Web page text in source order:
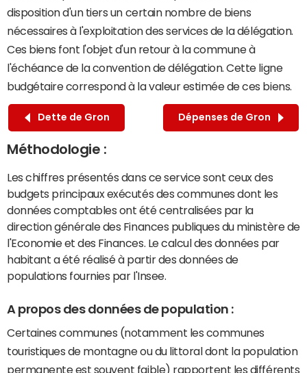
disposition d'un tiers un certain nombre de biens
nécessaires à l'exploitation des services de la délégation.
Ces biens font l'objet d'un retour à la commune à
l'échéance de la convention de délégation. Cette ligne
budgétaire correspond à la valeur estimée de ces biens.
Dette de Gron Dépenses de Gron
Méthodologie :
Les chiffres présentés dans ce service sont ceux des
budgets principaux exécutés des communes dont les
données comptables ont été centralisées par la
direction générale des Finances publiques du ministère de
l'Economie et des Finances. Le calcul des données par
habitant a été réalisé à partir des données de
populations fournies par l'Insee.
A propos des données de population :
Certaines communes (notamment les communes
touristiques de montagne ou du littoral dont la population
permanente est souvent faible) rapportent les différents